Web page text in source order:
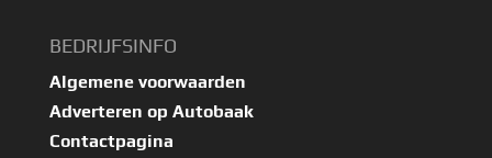
BEDRIJFSINFO
Algemene voorwaarden
Adverteren op Autobaak
Contactpagina